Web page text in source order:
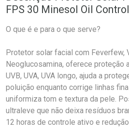
FPS 30 Minesol Oil
O que é e para o que serve?
Protetor solar facial com Feverfew,
Neoglucosamina, oferece proteção
UVB, UVA, UVA longo, ajuda a
poluição enquanto corrige linhas
uniformiza tom e textura da pele.
ultraleve que não deixa resíduos
12 horas de controle ativo e